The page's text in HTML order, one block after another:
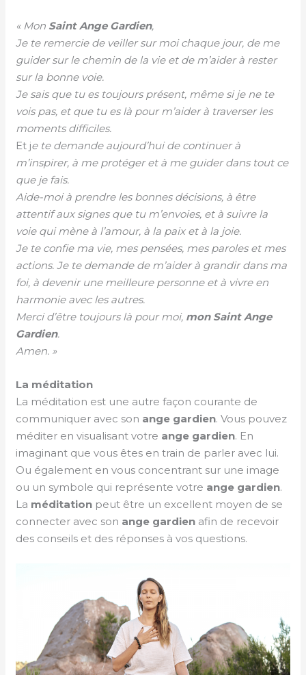
« Mon Saint Ange Gardien,
Je te remercie de veiller sur moi chaque jour, de me
guider sur le chemin de la vie et de m’aider à rester
sur la bonne voie.
Je sais que tu es toujours présent, même si je ne te
vois pas, et que tu es là pour m’aider à traverser les
moments difficiles.
Et je te demande aujourd’hui de continuer à
m’inspirer, à me protéger et à me guider dans tout ce
que je fais.
Aide-moi à prendre les bonnes décisions, à être
attentif aux signes que tu m’envoies, et à suivre la
voie qui mène à l’amour, à la paix et à la joie.
Je te confie ma vie, mes pensées, mes paroles et mes
actions. Je te demande de m’aider à grandir dans ma
foi, à devenir une meilleure personne et à vivre en
harmonie avec les autres.
Merci d’être toujours là pour moi, mon Saint Ange
Gardien.
Amen. »
La méditation
La méditation est une autre façon courante de
communiquer avec son ange gardien. Vous pouvez
méditer en visualisant votre ange gardien. En
imaginant que vous êtes en train de parler avec lui.
Ou également en vous concentrant sur une image
ou un symbole qui représente votre ange gardien.
La méditation peut être un excellent moyen de se
connecter avec son ange gardien afin de recevoir
des conseils et des réponses à vos questions.